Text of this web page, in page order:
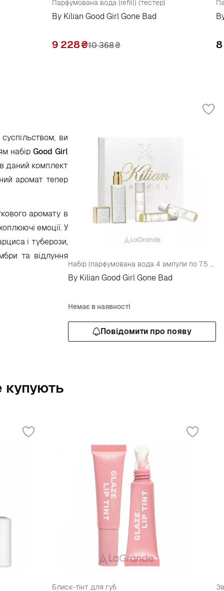
Парфумована вода (refill) (тестер)
By Kilian Good Girl Gone Bad
9 228₴10 368₴
ви
набірGood Girl
даний комплект
аромат тепер
аромату в
емоції. У
і туберози,
та відлуння
Набір (парфумована вода 4 ампули по 7.5 мл)
By Kilian Good Girl Gone Bad
Немає в наявності
Повідомити про появу
купують
Блиск-тінт для губ